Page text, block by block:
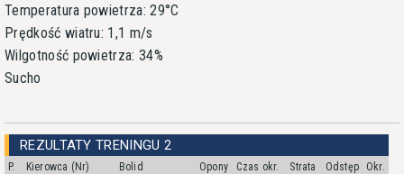
Temperatura powietrza: 29°C
Prędkość wiatru: 1,1 m/s
Wilgotność powietrza: 34%
Sucho
REZULTATY TRENINGU 2
P. Kierowca (Nr) Bolid Opony Czas okr. Strata Odstęp Okr.